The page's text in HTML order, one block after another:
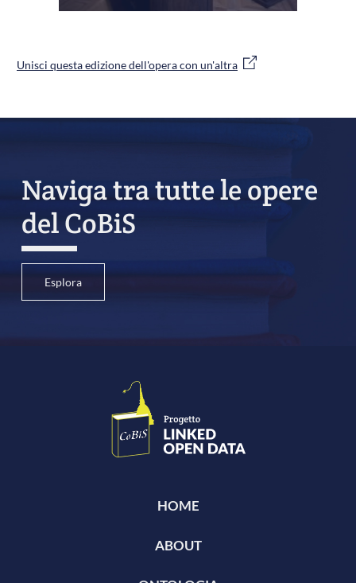
Unisci questa edizione dell'opera con un'altra
Naviga tra tutte le opere
del CoBiS
Esplora
HOME
ABOUT